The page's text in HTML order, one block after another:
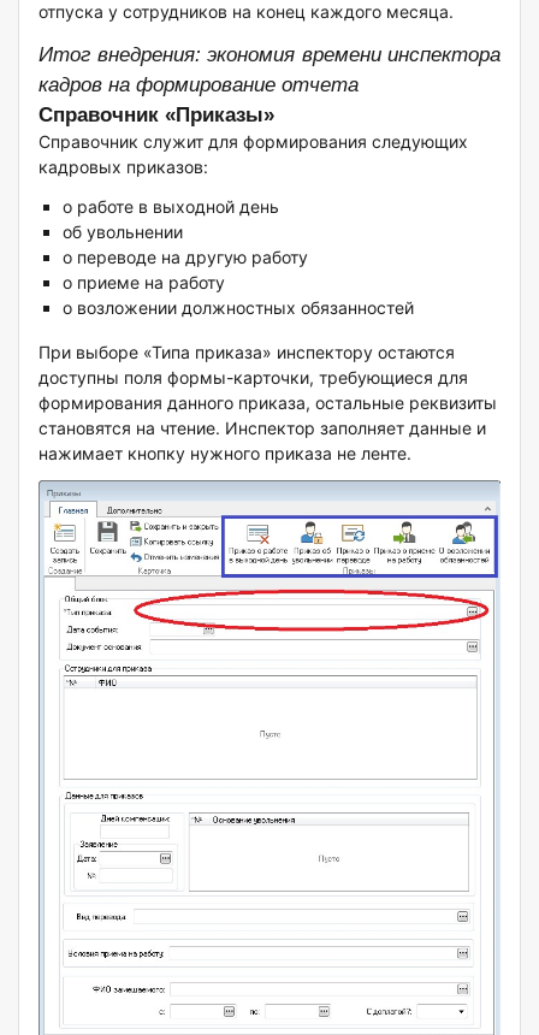
отпуска у сотрудников на конец каждого месяца.
Итог внедрения: экономия времени инспектора
кадров на формирование отчета
Справочник «Приказы»
Справочник служит для формирования следующих
кадровых приказов:
о работе в выходной день
об увольнении
о переводе на другую работу
о приеме на работу
о возложении должностных обязанностей
При выборе «Типа приказа» инспектору остаются
доступны поля формы-карточки, требующиеся для
формирования данного приказа, остальные реквизиты
становятся на чтение. Инспектор заполняет данные и
нажимает кнопку нужного приказа не ленте.